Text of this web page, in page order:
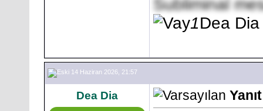
Subliminal
1Dea Dia
14 Haziran 2026, 21:57
Dea Dia